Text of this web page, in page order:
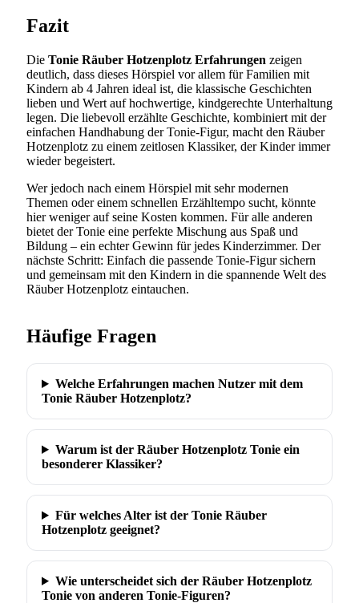
Fazit
Die Tonie Räuber Hotzenplotz Erfahrungen zeigen
deutlich, dass dieses Hörspiel vor allem für Familien mit
Kindern ab 4 Jahren ideal ist, die klassische Geschichten
lieben und Wert auf hochwertige, kindgerechte Unterhaltung
legen. Die liebevoll erzählte Geschichte, kombiniert mit der
einfachen Handhabung der Tonie-Figur, macht den Räuber
Hotzenplotz zu einem zeitlosen Klassiker, der Kinder immer
wieder begeistert.
Wer jedoch nach einem Hörspiel mit sehr modernen
Themen oder einem schnellen Erzähltempo sucht, könnte
hier weniger auf seine Kosten kommen. Für alle anderen
bietet der Tonie eine perfekte Mischung aus Spaß und
Bildung – ein echter Gewinn für jedes Kinderzimmer. Der
nächste Schritt: Einfach die passende Tonie-Figur sichern
und gemeinsam mit den Kindern in die spannende Welt des
Räuber Hotzenplotz eintauchen.
Häufige Fragen
Welche Erfahrungen machen Nutzer mit dem
Tonie Räuber Hotzenplotz?
Warum ist der Räuber Hotzenplotz Tonie ein
besonderer Klassiker?
Für welches Alter ist der Tonie Räuber
Hotzenplotz geeignet?
Wie unterscheidet sich der Räuber Hotzenplotz
Tonie von anderen Tonie-Figuren?